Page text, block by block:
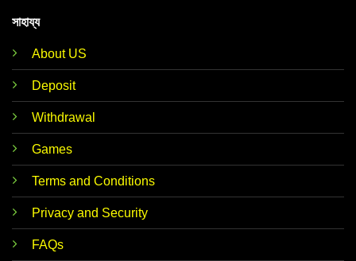
সাহায্য
About US
Deposit
Withdrawal
Games
Terms and Conditions
Privacy and Security
FAQs